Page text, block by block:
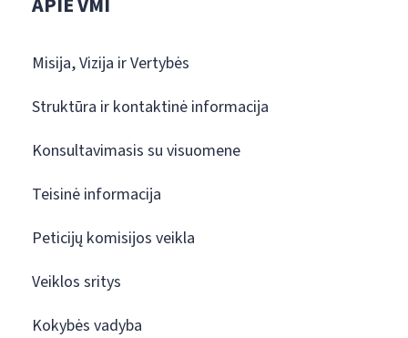
Misija, Vizija ir Vertybės
Struktūra ir kontaktinė informacija
Konsultavimasis su visuomene
Teisinė informacija
Peticijų komisijos veikla
Veiklos sritys
Kokybės vadyba